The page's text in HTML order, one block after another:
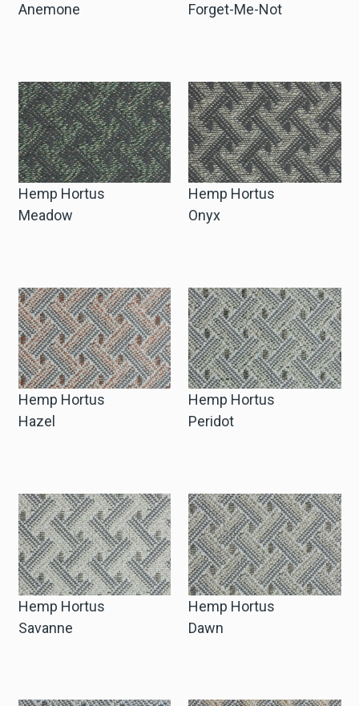
Anemone
Forget-Me-Not
Hemp Hortus
Meadow
Hemp Hortus
Onyx
Hemp Hortus
Hazel
Hemp Hortus
Peridot
Hemp Hortus
Savanne
Hemp Hortus
Dawn